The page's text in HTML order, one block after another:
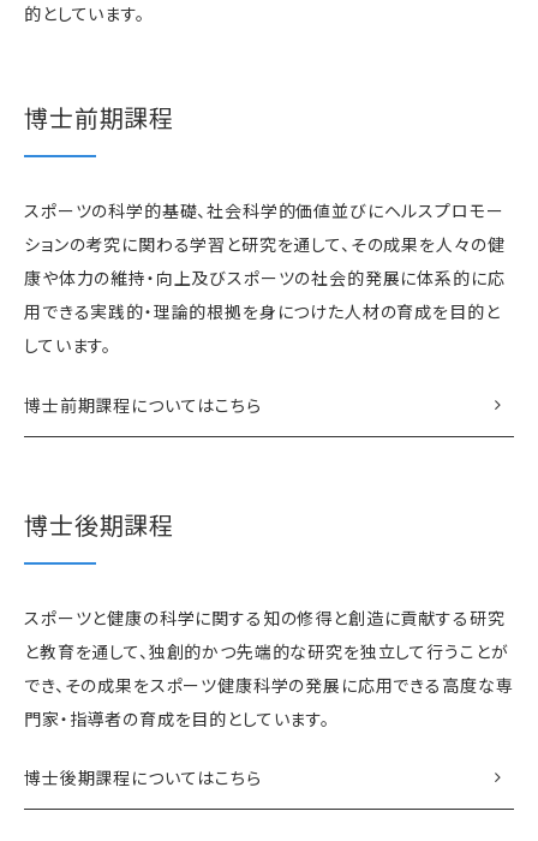
的としています。
博士前期課程
スポーツの科学的基礎、社会科学的価値並びにヘルスプロモー
ションの考究に関わる学習と研究を通して、その成果を人々の健
康や体力の維持・向上及びスポーツの社会的発展に体系的に応
用できる実践的・理論的根拠を身につけた人材の育成を目的と
しています。
博士前期課程についてはこちら
博士後期課程
スポーツと健康の科学に関する知の修得と創造に貢献する研究
と教育を通して、独創的かつ先端的な研究を独立して行うことが
でき、その成果をスポーツ健康科学の発展に応用できる高度な専
門家・指導者の育成を目的としています。
博士後期課程についてはこちら